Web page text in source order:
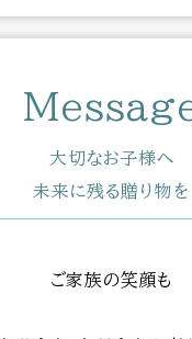
大切なお子様へ
未来に残る贈り物を
ご家族の笑顔も